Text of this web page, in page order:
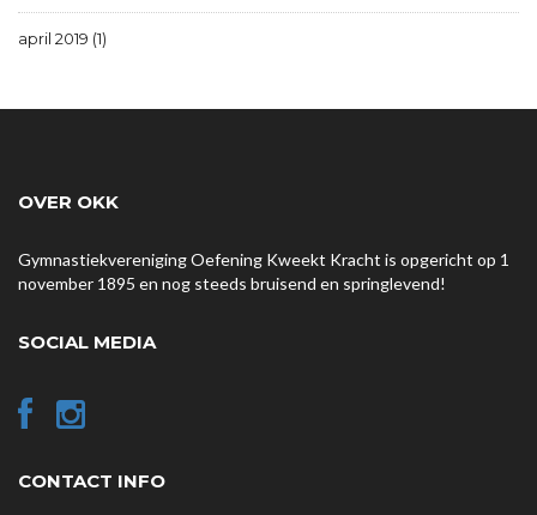
april 2019 (1)
OVER OKK
Gymnastiekvereniging Oefening Kweekt Kracht is opgericht op 1
november 1895 en nog steeds bruisend en springlevend!
SOCIAL MEDIA
CONTACT INFO